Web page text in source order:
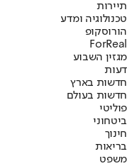
תיירות
טכנולוגיה ומדע
הורוסקופ
ForReal
מגזין השבוע
דעות
חדשות בארץ
חדשות בעולם
פוליטי
ביטחוני
חינוך
בריאות
משפט